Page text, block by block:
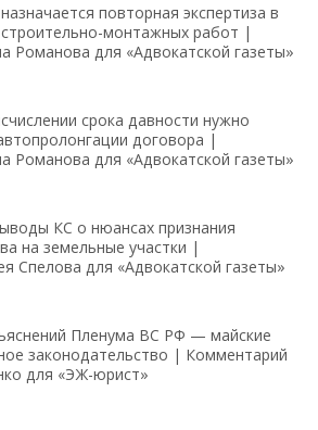
повторная экспертиза в
монтажных работ |
Романова для «Адвокатской газеты»
срока давности нужно
договора |
Романова для «Адвокатской газеты»
КС о нюансах признания
на земельные участки |
Спелова для «Адвокатской газеты»
Пленума ВС РФ — майские
законодательство | Комментарий
для «ЭЖ-юрист»